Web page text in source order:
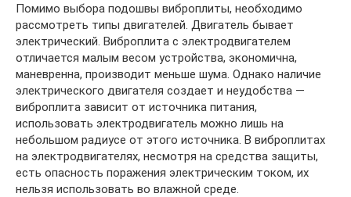
Помимо выбора подошвы виброплиты, необходимо
рассмотреть типы двигателей. Двигатель бывает
электрический. Виброплита с электродвигателем
отличается малым весом устройства, экономична,
маневренна, производит меньше шума. Однако наличие
электрического двигателя создает и неудобства —
виброплита зависит от источника питания,
использовать электродвигатель можно лишь на
небольшом радиусе от этого источника. В виброплитах
на электродвигателях, несмотря на средства защиты,
есть опасность поражения электрическим током, их
нельзя использовать во влажной среде.